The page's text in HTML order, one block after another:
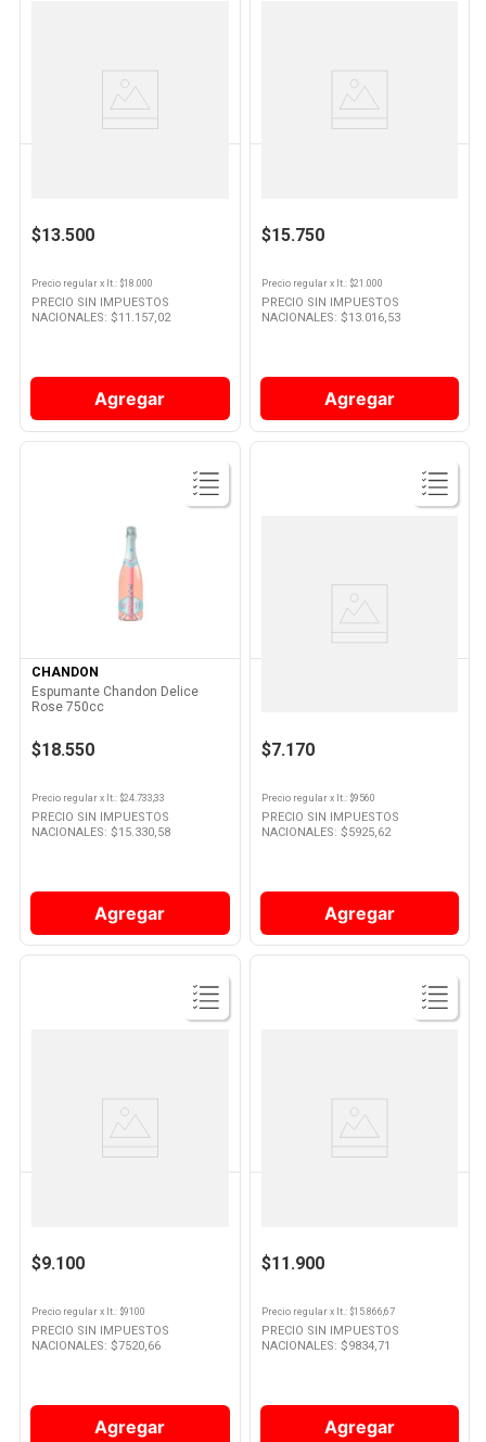
Producto
$13.500
Precio regular x lt.: $18.000
PRECIO SIN IMPUESTOS
NACIONALES: $11.157,02
Agregar
Producto
$15.750
Precio regularx lt.: $21.000
PRECIO SIN IMPUESTOS
NACIONALES: $13.016,53
Agregar
Ver
Producto
CHANDON
Espumante Chandon Delice
Rose 750cc
$18.550
Precio regular x lt. : $24.733,33
PRECIO SIN IMPUESTOS
NACIONALES: $15.330,58
Agregar
Ver
Producto
$7.170
Precio regularx lt. : $9560
PRECIO SIN IMPUESTOS
NACIONALES: $5925,62
Agregar
Producto
$9.100
Precio regular x lt.: $9100
PRECIO SIN IMPUESTOS
NACIONALES: $7520,66
Agregar
Producto
$11.900
Precio regularx lt.: $15.866,67
PRECIO SIN IMPUESTOS
NACIONALES: $9834,71
Agregar